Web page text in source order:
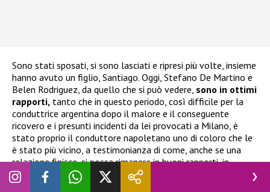
Sono stati sposati, si sono lasciati e ripresi più volte, insieme
hanno avuto un figlio, Santiago. Oggi, Stefano De Martino e
Belen Rodriguez, da quello che si può vedere, sono in ottimi
rapporti, tanto che in questo periodo, così difficile per la
conduttrice argentina dopo il malore e il conseguente
ricovero e i presunti incidenti da lei provocati a Milano, è
stato proprio il conduttore napoletano uno di coloro che le
è stato più vicino, a testimonianza di come, anche se una
relazione finisce, si possa rimanere in buoni rapporti, in
quanto l’affetto in questo caso non è mai mancato. Non
sorprende dunque che De Martino possa volere proprio l’ex